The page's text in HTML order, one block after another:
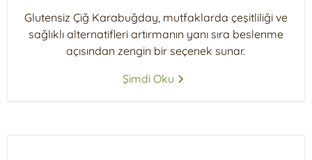
Glutensiz Çiğ Karabuğday, mutfaklarda çeşitliliği ve
sağlıklı alternatifleri artırmanın yanı sıra beslenme
açısından zengin bir seçenek sunar.
Şimdi Oku